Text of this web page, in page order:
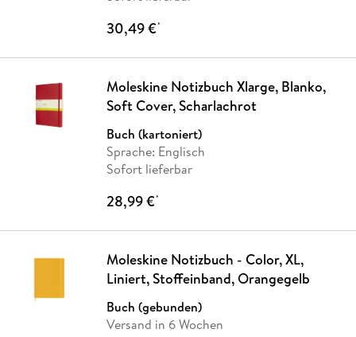
30,49 €*
Moleskine Notizbuch Xlarge, Blanko,
Soft Cover, Scharlachrot
Buch (kartoniert)
Sprache: Englisch
Sofort lieferbar
28,99 €*
Moleskine Notizbuch - Color, XL,
Liniert, Stoffeinband, Orangegelb
Buch (gebunden)
Versand in 6 Wochen